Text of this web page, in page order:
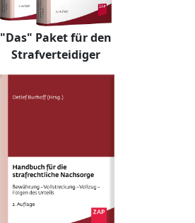
"Das" Paket für den
Strafverteidiger